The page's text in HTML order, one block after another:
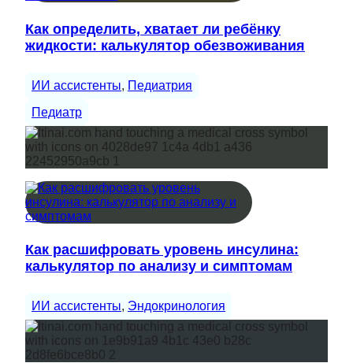
Как определить, хватает ли ребёнку
жидкости: калькулятор обезвоживания
ИИ ассистенты, Педиатрия
Педиатр
Как расшифровать уровень инсулина:
калькулятор по анализу и симптомам
ИИ ассистенты, Эндокринология